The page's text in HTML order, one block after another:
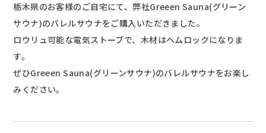
栃木県のお客様のご自宅にて、弊社Greeen Sauna(グリーン
サウナ)のバレルサウナをご購入いただきました。
ロウリュ可能な電気ストーブで、木材はヘムロックになりま
す。
ぜひGreeen Sauna(グリーンサウナ)のバレルサウナをお楽し
みください。